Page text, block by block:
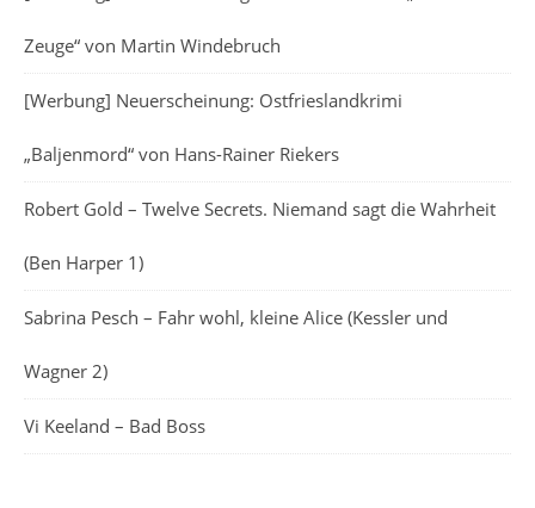
Zeuge“ von Martin Windebruch
[Werbung] Neuerscheinung: Ostfrieslandkrimi
„Baljenmord“ von Hans-Rainer Riekers
Robert Gold – Twelve Secrets. Niemand sagt die Wahrheit
(Ben Harper 1)
Sabrina Pesch – Fahr wohl, kleine Alice (Kessler und
Wagner 2)
Vi Keeland – Bad Boss